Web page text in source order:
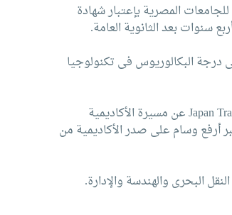
المصرية بإعتبار شهادة
سنوات بعد الثانوية العامة.
درجة البكالوريوس فى تكنولوجيا
إن التقرير الذى أعدته هيئة التعاون لشئون النقل باليابان فى شهر مارس عام 1997 Japan Transport Cooperation Association عن مسيرة الأكاديمية
أرفع وسام على صدر الأكاديمية من
البحرى والهندسة والإدارة.